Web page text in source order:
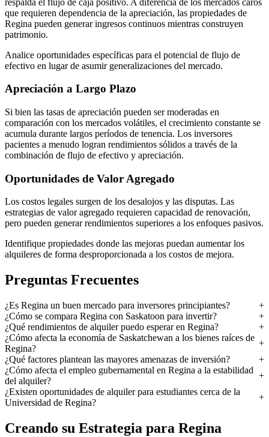
que requieren dependencia de la apreciación, las propiedades de
Regina pueden generar ingresos continuos mientras construyen
patrimonio.
Analice oportunidades específicas para el potencial de flujo de
efectivo en lugar de asumir generalizaciones del mercado.
Apreciación a Largo Plazo
Si bien las tasas de apreciación pueden ser moderadas en
comparación con los mercados volátiles, el crecimiento constante se
acumula durante largos períodos de tenencia. Los inversores
pacientes a menudo logran rendimientos sólidos a través de la
combinación de flujo de efectivo y apreciación.
Oportunidades de Valor Agregado
Los costos legales surgen de los desalojos y las disputas. Las
estrategias de valor agregado requieren capacidad de renovación,
pero pueden generar rendimientos superiores a los enfoques pasivos.
Identifique propiedades donde las mejoras puedan aumentar los
alquileres de forma desproporcionada a los costos de mejora.
Preguntas Frecuentes
¿Es Regina un buen mercado para inversores principiantes?
¿Cómo se compara Regina con Saskatoon para invertir?
¿Qué rendimientos de alquiler puedo esperar en Regina?
¿Cómo afecta la economía de Saskatchewan a los bienes raíces de
Regina?
¿Qué factores plantean las mayores amenazas de inversión?
¿Cómo afecta el empleo gubernamental en Regina a la estabilidad
del alquiler?
¿Existen oportunidades de alquiler para estudiantes cerca de la
Universidad de Regina?
Creando su Estrategia para Regina